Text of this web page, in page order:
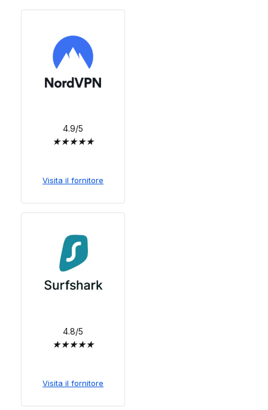
4.9/5
★★★★★
Visita il fornitore
4.8/5
★★★★★
Visita il fornitore